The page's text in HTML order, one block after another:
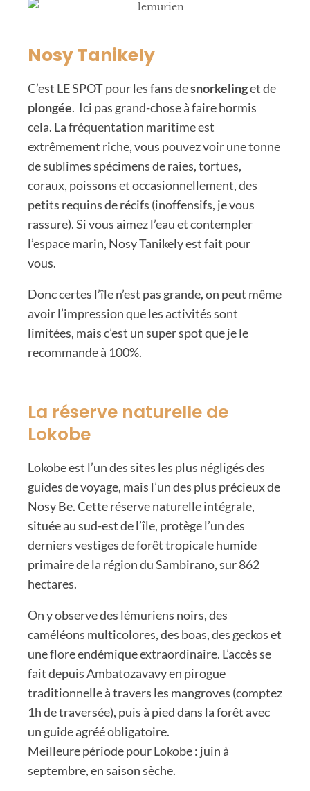
Nosy Tanikely
C’est LE SPOT pour les fans desnorkelinget de
plongée. Ici pas grand-chose à faire hormis
cela. La fréquentation maritime est
extrêmement riche, vous pouvez voir une tonne
de sublimes spécimens de raies, tortues,
coraux, poissons et occasionnellement, des
petits requins de récifs (inoffensifs, je vous
rassure). Si vous aimez l’eau et contempler
l’espace marin, Nosy Tanikely est fait pour
vous.
Donc certes l’île n’est pas grande, on peut même
avoir l’impression que les activités sont
limitées, mais c’est un super spot que je le
recommande à 100%.
La réserve naturelle de
Lokobe
Lokobe est l’un des sites les plus négligés des
guides de voyage, mais l’un des plus précieux de
Nosy Be. Cette réserve naturelle intégrale,
située au sud-est de l’île, protège l’un des
derniers vestiges de forêt tropicale humide
primaire de la région du Sambirano, sur 862
hectares.
On y observe des lémuriens noirs, des
caméléons multicolores, des boas, des geckos et
une flore endémique extraordinaire. L’accès se
fait depuis Ambatozavavy en pirogue
traditionnelle à travers les mangroves (comptez
1h de traversée), puis à pied dans la forêt avec
un guide agréé obligatoire.
Meilleure période pour Lokobe : juin à
septembre, en saison sèche.